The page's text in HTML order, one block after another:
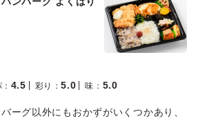
： 4.5 彩り ：5.0 味 ： 5.0
ーグ以外にもおかずがいくつかあり、